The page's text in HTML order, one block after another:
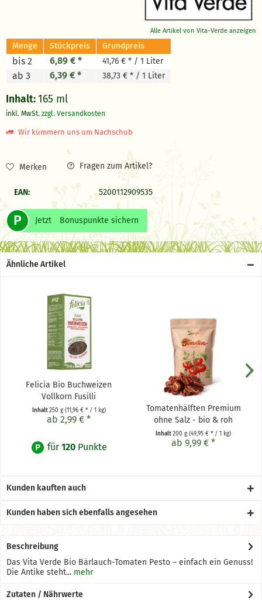
Alle Artikel von Vita-Verde anzeigen
Menge Stückpreis Grundpreis
bis 2 6,89 € * 41,76 € * / 1 Liter
ab 3 6,39 € * 38,73 € * / 1 Liter
Inhalt:165 ml
inkl. MwSt. zzgl. Versandkosten
Wir kümmern uns um Nachschub
Merken Fragen zum Artikel?
EAN: 5200112909535
P Jetzt Bonuspunkte sichern
Ähnliche Artikel
Felicia Bio Buchweizen
Vollkorn Fusilli
Inhalt250 g (11,96 € * / 1 kg)
ab 2,99 € *
P für 120 Punkte
Tomatenhälften Premium
ohne Salz - bio & roh
Inhalt200 g (49,95 € * / 1 kg)
ab 9,99 € *
Kunden kauften auch
Kunden haben sich ebenfalls angesehen
Beschreibung
Das Vita Verde Bio Bärlauch-Tomaten Pesto – einfach ein Genuss!
Die Antike steht... mehr
Zutaten / Nährwerte